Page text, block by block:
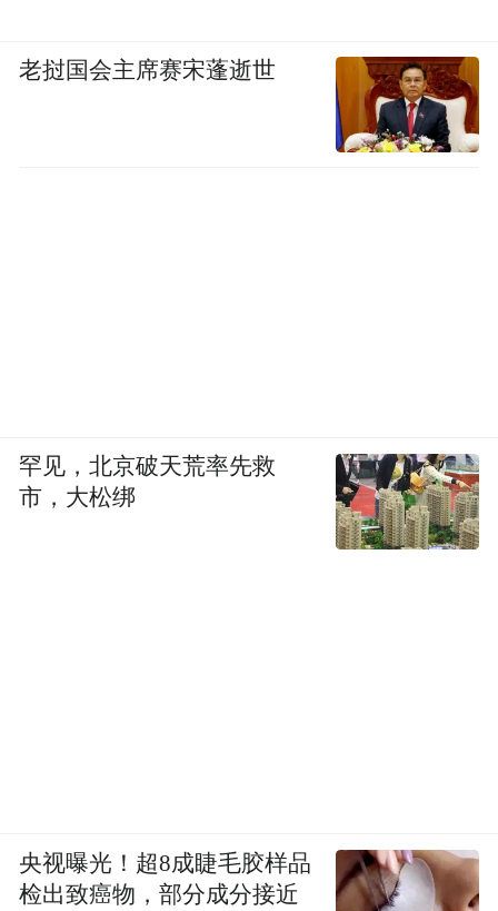
老挝国会主席赛宋蓬逝世
罕见，北京破天荒率先救
市，大松绑
央视曝光！超8成睫毛胶样品
检出致癌物，部分成分接近